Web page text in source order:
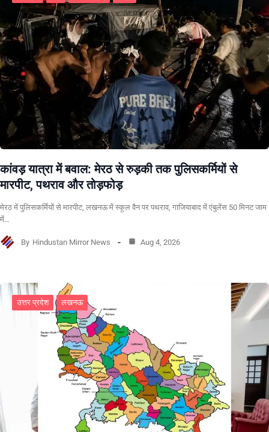
कांवड़ यात्रा में बवाल: मेरठ से रुड़की तक पुलिसकर्मियों से
मारपीट, पथराव और तोड़फोड़
मेरठ में पुलिसकर्मियों से मारपीट, लखनऊ में स्कूल वैन पर पथराव, गाजियाबाद में एंबुलेंस 50 मिनट जाम
में…
By Hindustan Mirror News Aug 4, 2026
उत्तर प्रदेश लखनऊ